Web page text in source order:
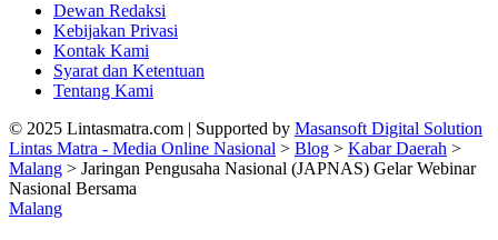
Dewan Redaksi
Kebijakan Privasi
Kontak Kami
Syarat dan Ketentuan
Tentang Kami
© 2025 Lintasmatra.com | Supported by Masansoft Digital Solution
Lintas Matra - Media Online Nasional > Blog > Kabar Daerah >
Malang > Jaringan Pengusaha Nasional (JAPNAS) Gelar Webinar
Nasional Bersama
Malang